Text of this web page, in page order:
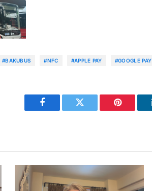
#BAKUBUS #NFC #APPLE PAY #GOOGLE PAY
Facebook Twitter Pinterest